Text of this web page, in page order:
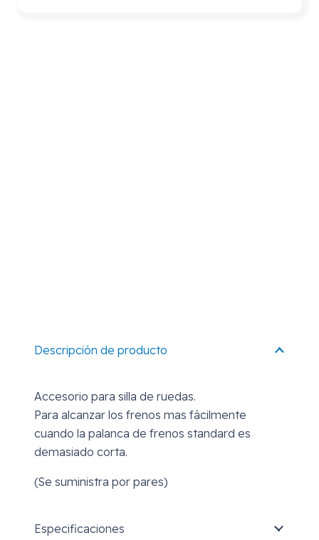
Descripción de producto
Accesorio para silla de ruedas.
Para alcanzar los frenos mas fácilmente
cuando la palanca de frenos standard es
demasiado corta.
(Se suministra por pares)
Especificaciones